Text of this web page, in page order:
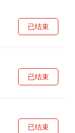
已结束
已结束
已结束